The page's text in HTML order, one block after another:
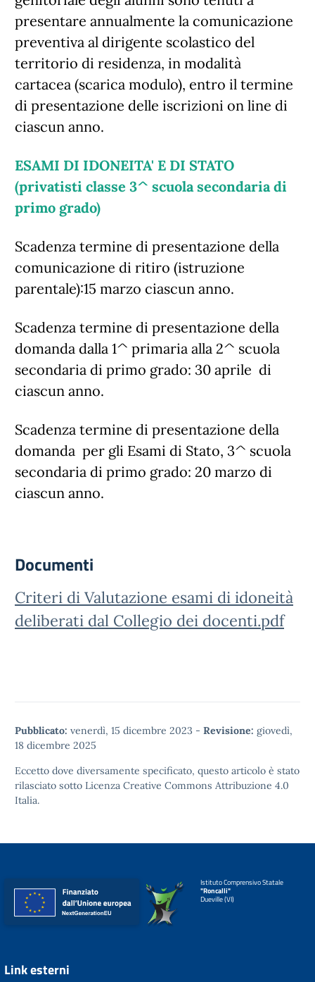
presentare annualmente la comunicazione
preventiva al dirigente scolastico del
territorio di residenza, in modalità
cartacea (scarica modulo), entro il termine
di presentazione delle iscrizioni on line di
ciascun anno.
ESAMI DI IDONEITA' E DI STATO
(privatisti classe 3^ scuola secondaria di
primo grado)
Scadenza termine di presentazione della
comunicazione di ritiro (istruzione
parentale):15 marzo ciascun anno.
Scadenza termine di presentazione della
domanda dalla 1^ primaria alla 2^ scuola
secondaria di primo grado: 30 aprile di
ciascun anno.
Scadenza termine di presentazione della
domanda per gli Esami di Stato, 3^ scuola
secondaria di primo grado: 20 marzo di
ciascun anno.
Documenti
Criteri di Valutazione esami di idoneità
deliberati dal Collegio dei docenti.pdf
Pubblicato: venerdì, 15 dicembre 2023 - Revisione: giovedì,
18 dicembre 2025
Eccetto dove diversamente specificato, questo articolo è stato
rilasciato sotto Licenza Creative Commons Attribuzione 4.0
Italia.
Istituto Comprensivo Statale
"Roncalli"
Dueville (VI)
Link esterni